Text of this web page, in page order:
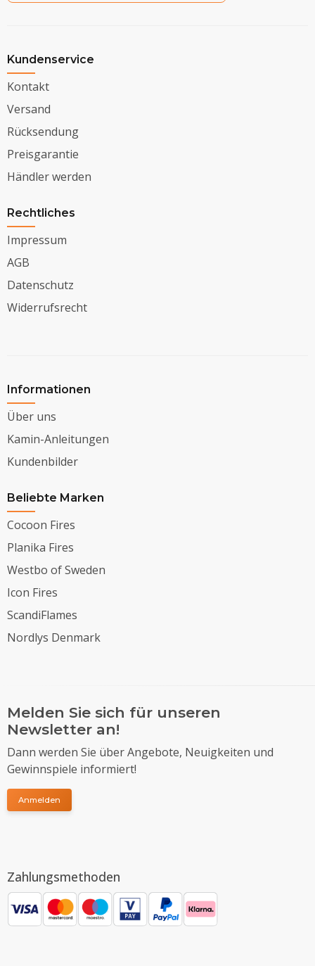
Kundenservice
Kontakt
Versand
Rücksendung
Preisgarantie
Händler werden
Rechtliches
Impressum
AGB
Datenschutz
Widerrufsrecht
Informationen
Über uns
Kamin-Anleitungen
Kundenbilder
Beliebte Marken
Cocoon Fires
Planika Fires
Westbo of Sweden
Icon Fires
ScandiFlames
Nordlys Denmark
Melden Sie sich für unseren
Newsletter an!
Dann werden Sie über Angebote, Neuigkeiten und
Gewinnspiele informiert!
Anmelden
Zahlungsmethoden